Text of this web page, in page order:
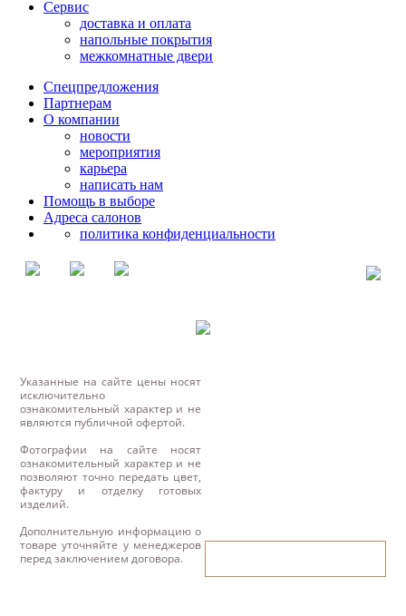
Сервис
доставка и оплата
напольные покрытия
межкомнатные двери
Спецпредложения
Партнерам
О компании
новости
мероприятия
карьера
написать нам
Помощь в выборе
Адреса салонов
политика конфиденциальности
Указанные на сайте цены носят
исключительно
ознакомительный характер и не
являются публичной офертой.
Фотографии на сайте носят
ознакомительный характер и не
позволяют точно передать цвет,
фактуру и отделку готовых
изделий.
Дополнительную информацию о
товаре уточняйте у менеджеров
перед заключением договора.